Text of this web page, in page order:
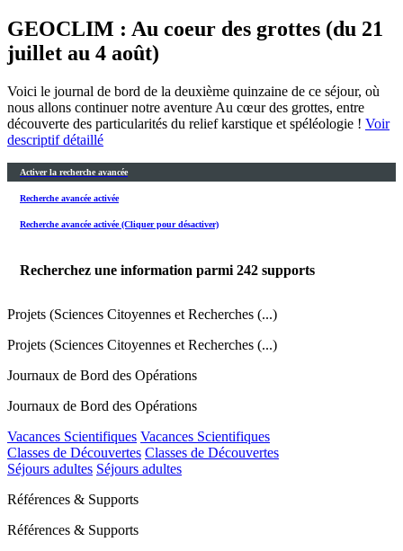
GEOCLIM : Au coeur des grottes (du 21
juillet au 4 août)
Voici le journal de bord de la deuxième quinzaine de ce séjour, où
nous allons continuer notre aventure Au cœur des grottes, entre
découverte des particularités du relief karstique et spéléologie ! Voir
descriptif détaillé
Activer la recherche avancée
Recherche avancée activée
Recherche avancée activée (Cliquer pour désactiver)
Recherchez une information parmi 242 supports
Projets (Sciences Citoyennes et Recherches (...)
Projets (Sciences Citoyennes et Recherches (...)
Journaux de Bord des Opérations
Journaux de Bord des Opérations
Vacances Scientifiques Vacances Scientifiques
Classes de Découvertes Classes de Découvertes
Séjours adultes Séjours adultes
Références & Supports
Références & Supports